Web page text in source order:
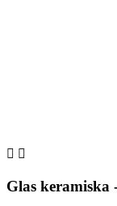
 
Glas keramiska